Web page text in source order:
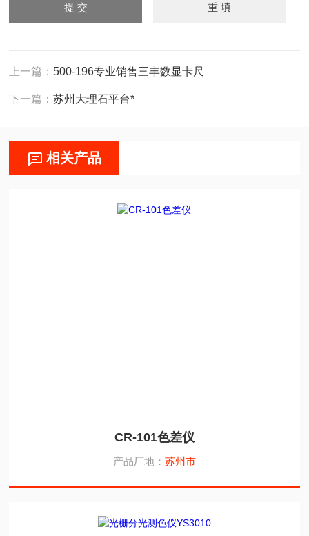
上一篇：500-196专业销售三丰数显卡尺
下一篇：苏州大理石平台*
相关产品
CR-101色差仪
产品厂地： 苏州市